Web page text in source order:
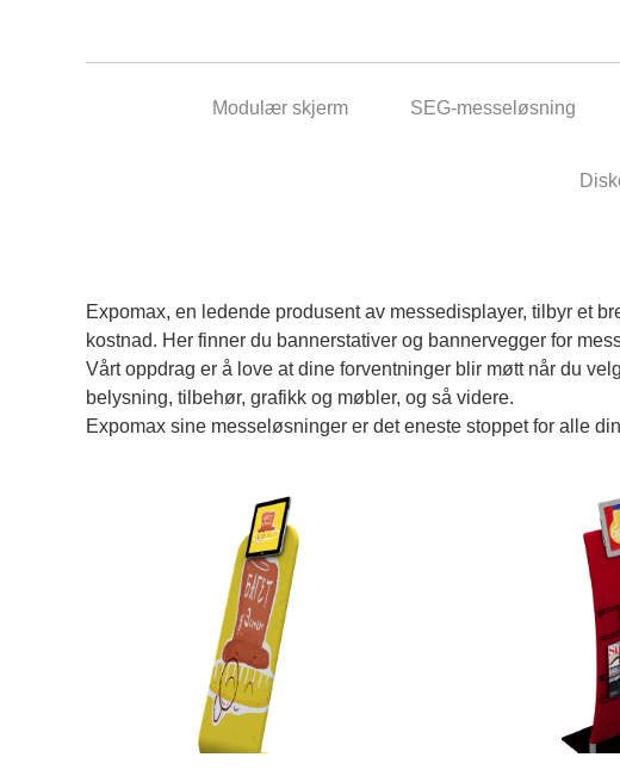
Modulær skjerm SEG-messeløsning
Expomax, en ledende produsent av messedisplayer, tilbyr et
kostnad. Her finner du bannerstativer og bannervegger for
Vårt oppdrag er å love at dine forventninger blir møtt når du
belysning, tilbehør, grafikk og møbler, og så videre.
Expomax sine messeløsninger er det eneste stoppet for alle